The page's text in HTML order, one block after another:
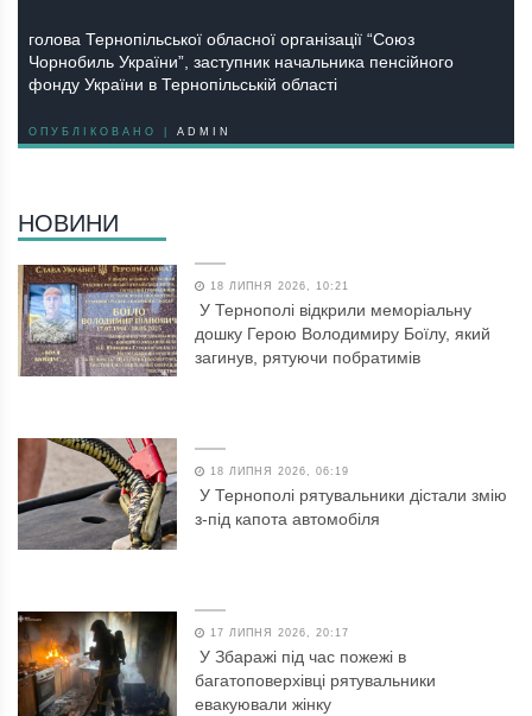
голова Тернопільської обласної організації “Союз
Чорнобиль України”, заступник начальника пенсійного
фонду України в Тернопільській області
ОПУБЛІКОВАНО | ADMIN
НОВИНИ
18 ЛИПНЯ 2026, 10:21
У Тернополі відкрили меморіальну
дошку Герою Володимиру Боїлу, який
загинув, рятуючи побратимів
18 ЛИПНЯ 2026, 06:19
У Тернополі рятувальники дістали змію
з-під капота автомобіля
17 ЛИПНЯ 2026, 20:17
У Збаражі під час пожежі в
багатоповерхівці рятувальники
евакуювали жінку